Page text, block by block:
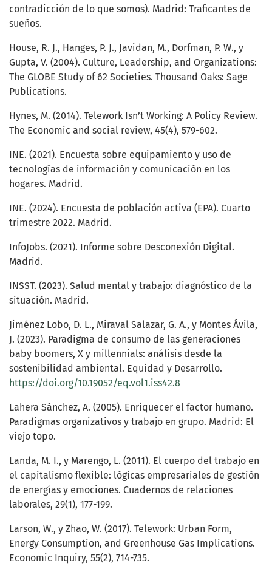
contradicción de lo que somos). Madrid: Traficantes de
sueños.
House, R. J., Hanges, P. J., Javidan, M., Dorfman, P. W., y
Gupta, V. (2004). Culture, Leadership, and Organizations:
The GLOBE Study of 62 Societies. Thousand Oaks: Sage
Publications.
Hynes, M. (2014). Telework Isn’t Working: A Policy Review.
The Economic and social review, 45(4), 579-602.
INE. (2021). Encuesta sobre equipamiento y uso de
tecnologías de información y comunicación en los
hogares. Madrid.
INE. (2024). Encuesta de población activa (EPA). Cuarto
trimestre 2022. Madrid.
InfoJobs. (2021). Informe sobre Desconexión Digital.
Madrid.
INSST. (2023). Salud mental y trabajo: diagnóstico de la
situación. Madrid.
Jiménez Lobo, D. L., Miraval Salazar, G. A., y Montes Ávila,
J. (2023). Paradigma de consumo de las generaciones
baby boomers, X y millennials: análisis desde la
sostenibilidad ambiental. Equidad y Desarrollo.
https://doi.org/10.19052/eq.vol1.iss42.8
Lahera Sánchez, A. (2005). Enriquecer el factor humano.
Paradigmas organizativos y trabajo en grupo. Madrid: El
viejo topo.
Landa, M. I., y Marengo, L. (2011). El cuerpo del trabajo en
el capitalismo flexible: lógicas empresariales de gestión
de energías y emociones. Cuadernos de relaciones
laborales, 29(1), 177-199.
Larson, W., y Zhao, W. (2017). Telework: Urban Form,
Energy Consumption, and Greenhouse Gas Implications.
Economic Inquiry, 55(2), 714-735.